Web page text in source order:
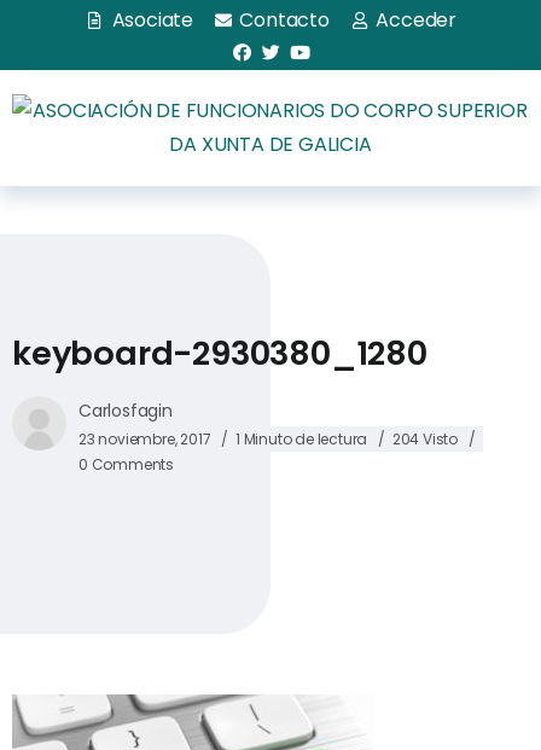
Asociate Contacto Acceder
keyboard-2930380_1280
Carlosfagin
23 noviembre, 2017 1 Minuto de lectura
204 Visto
0 Comments